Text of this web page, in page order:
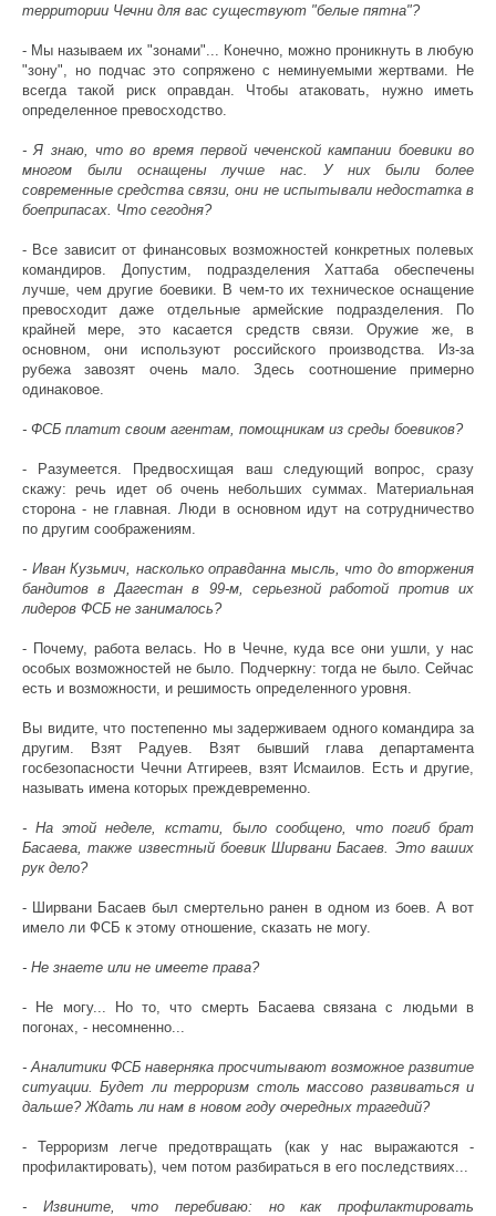
территории Чечни для вас существуют "белые пятна"?
- Мы называем их "зонами"... Конечно, можно проникнуть в любую
"зону", но подчас это сопряжено с неминуемыми жертвами. Не
всегда такой риск оправдан. Чтобы атаковать, нужно иметь
определенное превосходство.
- Я знаю, что во время первой чеченской кампании боевики во
многом были оснащены лучше нас. У них были более
современные средства связи, они не испытывали недостатка в
боеприпасах. Что сегодня?
- Все зависит от финансовых возможностей конкретных полевых
командиров. Допустим, подразделения Хаттаба обеспечены
лучше, чем другие боевики. В чем-то их техническое оснащение
превосходит даже отдельные армейские подразделения. По
крайней мере, это касается средств связи. Оружие же, в
основном, они используют российского производства. Из-за
рубежа завозят очень мало. Здесь соотношение примерно
одинаковое.
- ФСБ платит своим агентам, помощникам из среды боевиков?
- Разумеется. Предвосхищая ваш следующий вопрос, сразу
скажу: речь идет об очень небольших суммах. Материальная
сторона - не главная. Люди в основном идут на сотрудничество
по другим соображениям.
- Иван Кузьмич, насколько оправданна мысль, что до вторжения
бандитов в Дагестан в 99-м, серьезной работой против их
лидеров ФСБ не занималось?
- Почему, работа велась. Но в Чечне, куда все они ушли, у нас
особых возможностей не было. Подчеркну: тогда не было. Сейчас
есть и возможности, и решимость определенного уровня.
Вы видите, что постепенно мы задерживаем одного командира за
другим. Взят Радуев. Взят бывший глава департамента
госбезопасности Чечни Атгиреев, взят Исмаилов. Есть и другие,
называть имена которых преждевременно.
- На этой неделе, кстати, было сообщено, что погиб брат
Басаева, также известный боевик Ширвани Басаев. Это ваших
рук дело?
- Ширвани Басаев был смертельно ранен в одном из боев. А вот
имело ли ФСБ к этому отношение, сказать не могу.
- Не знаете или не имеете права?
- Не могу... Но то, что смерть Басаева связана с людьми в
погонах, - несомненно...
- Аналитики ФСБ наверняка просчитывают возможное развитие
ситуации. Будет ли терроризм столь массово развиваться и
дальше? Ждать ли нам в новом году очередных трагедий?
- Терроризм легче предотвращать (как у нас выражаются -
профилактировать), чем потом разбираться в его последствиях...
- Извините, что перебиваю: но как профилактировать